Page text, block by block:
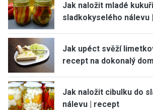
Jak naložit mladé
sladkokyselého nálevu
Jak upéct svěží
recept na dokonalý
Jak naložit cibulku do
nálevu | recept